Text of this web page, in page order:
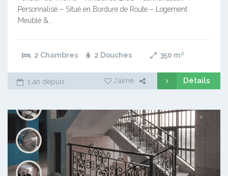
Personnalisé – Situé en Bordure de Route – Logement
Meublé &…
2 Chambres 2 Douches 350 m²
1 an depuis J'aime Détails